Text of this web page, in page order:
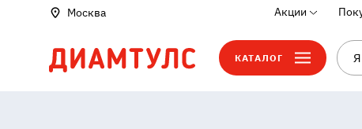
Москва Акции
КАТАЛОГ